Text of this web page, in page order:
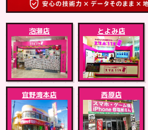
泡瀬店 とよみ店
宜野湾本店 西原店